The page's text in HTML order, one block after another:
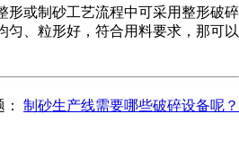
形或制砂工艺流程中可采用整形破碎
、粒形好，符合用料要求，那可以
制砂生产线需要哪些破碎设备呢？